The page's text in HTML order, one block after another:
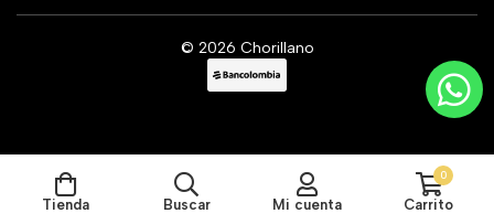
© 2026 Chorillano
Tienda Buscar Mi cuenta
0
Carrito